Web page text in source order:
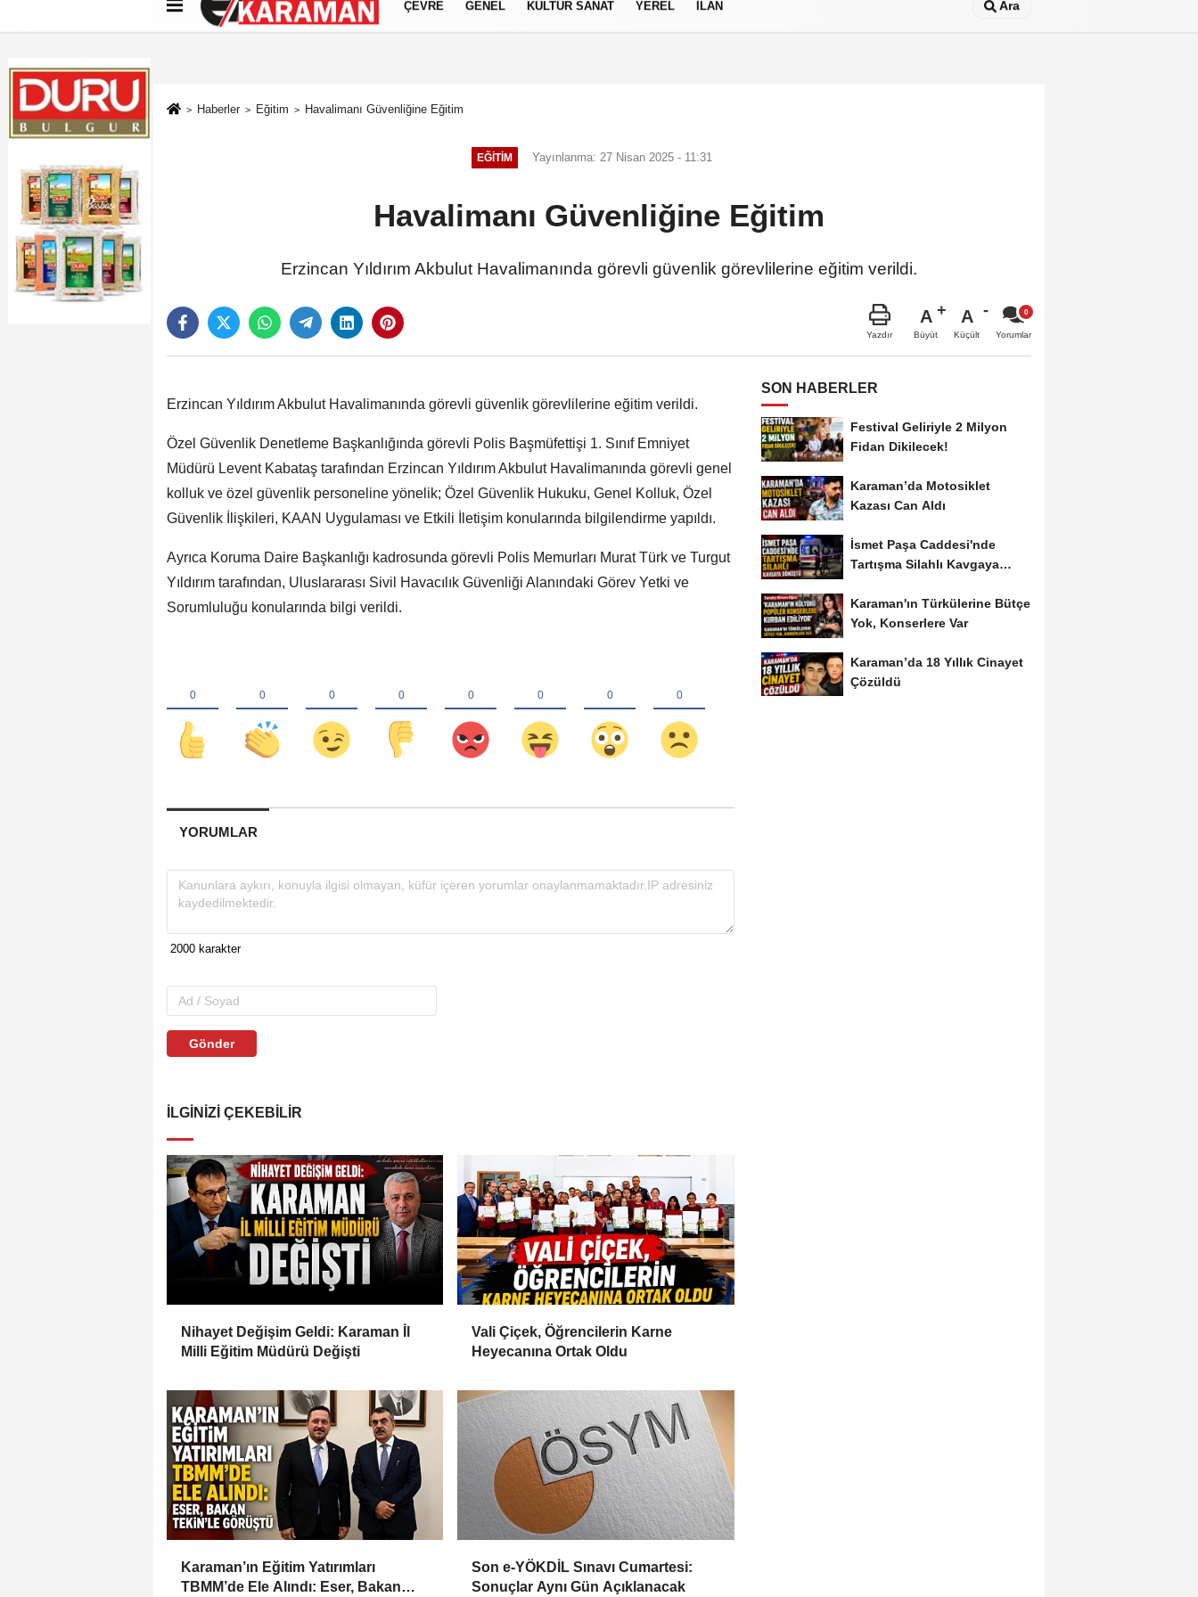
Künye İletişim Çerez Politikası Gizlilik İlkeleri
ÇEVRE GENEL KÜLTÜR SANAT YEREL İLAN Ara
Haberler Eğitim Havalimanı Güvenliğine Eğitim
EĞITIM Yayınlanma: 27 Nisan 2025 - 11:31
Havalimanı Güvenliğine Eğitim
Erzincan Yıldırım Akbulut Havalimanında görevli güvenlik görevlilerine eğitim verildi.
Yazdır
A
Büyüt
A
Küçült Yorumlar
Erzincan Yıldırım Akbulut Havalimanında görevli güvenlik görevlilerine eğitim verildi.
Özel Güvenlik Denetleme Başkanlığında görevli Polis Başmüfettişi 1. Sınıf Emniyet
Müdürü Levent Kabataş tarafından Erzincan Yıldırım Akbulut Havalimanında görevli genel
kolluk ve özel güvenlik personeline yönelik; Özel Güvenlik Hukuku, Genel Kolluk, Özel
Güvenlik İlişkileri, KAAN Uygulaması ve Etkili İletişim konularında bilgilendirme yapıldı.
Ayrıca Koruma Daire Başkanlığı kadrosunda görevli Polis Memurları Murat Türk ve Turgut
Yıldırım tarafından, Uluslararası Sivil Havacılık Güvenliği Alanındaki Görev Yetki ve
Sorumluluğu konularında bilgi verildi.
YORUMLAR
Gönder
İLGINIZI ÇEKEBILIR
Nihayet Değişim Geldi: Karaman İl
Milli Eğitim Müdürü Değişti
Vali Çiçek, Öğrencilerin Karne
Heyecanına Ortak Oldu
Karaman’ın Eğitim Yatırımları
TBMM’de Ele Alındı: Eser, Bakan
Son e-YÖKDİL Sınavı Cumartesi:
Sonuçlar Aynı Gün Açıklanacak
SON HABERLER
Festival Geliriyle 2 Milyon
Fidan Dikilecek!
Karaman’da Motosiklet
Kazası Can Aldı
İsmet Paşa Caddesi'nde
Tartışma Silahlı Kavgaya
Karaman'ın Türkülerine Bütçe
Yok, Konserlere Var
Karaman’da 18 Yıllık Cinayet
Çözüldü